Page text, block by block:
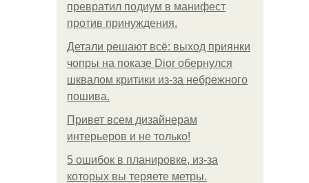
превратил подиум в манифест
против принуждения.
Детали решают всё: выход приянки
чопры на показе Dior обернулся
шквалом критики из-за небрежного
пошива.
Привет всем дизайнерам
интерьеров и не только!
5 ошибок в планировке, из-за
которых вы теряете метры.